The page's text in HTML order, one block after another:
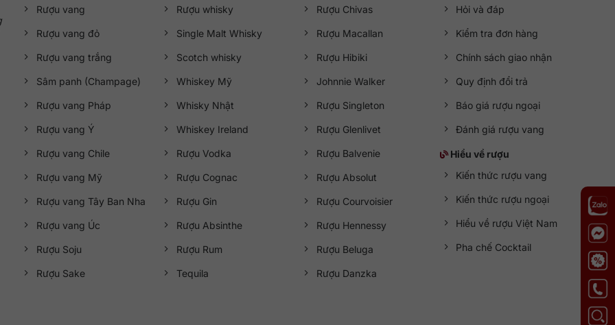
Rượu vang
Rượu vang đỏ
Rượu vang trắng
Sâm panh (Champage)
Rượu vang Pháp
Rượu vang Ý
Rượu vang Chile
Rượu vang Mỹ
Rượu vang Tây Ban Nha
Rượu vang Úc
Rượu Soju
Rượu Sake
Rượu whisky
Single Malt Whisky
Scotch whisky
Whiskey Mỹ
Whisky Nhật
Whiskey Ireland
Rượu Vodka
Rượu Cognac
Rượu Gin
Rượu Absinthe
Rượu Rum
Tequila
Rượu Chivas
Rượu Macallan
Rượu Hibiki
Johnnie Walker
Rượu Singleton
Rượu Glenlivet
Rượu Balvenie
Rượu Absolut
Rượu Courvoisier
Rượu Hennessy
Rượu Beluga
Rượu Danzka
Hỏi và đáp
Kiểm tra đơn hàng
Chính sách giao nhận
Quy định đổi trả
Báo giá rượu ngoại
Đánh giá rượu vang
Hiểu về rượu
Kiến thức rượu vang
Kiến thức rượu ngoại
Hiểu về rượu Việt Nam
Pha chế Cocktail